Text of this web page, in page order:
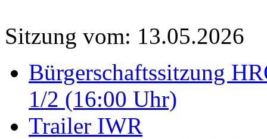
Sitzung vom: 13.05.2026
Bürgerschaftssitzung
1/2 (16:00 Uhr)
Trailer IWR